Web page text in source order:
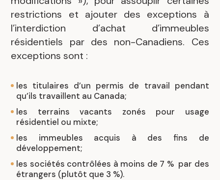
restrictions et ajouter des exceptions à
l’interdiction d’achat d’immeubles
résidentiels par des non-Canadiens. Ces
exceptions sont :
les titulaires d’un permis de travail pendant
qu’ils travaillent au Canada;
les terrains vacants zonés pour usage
résidentiel ou mixte;
les immeubles acquis à des fins de
développement;
les sociétés contrôlées à moins de 7 % par des
étrangers (plutôt que 3 %).